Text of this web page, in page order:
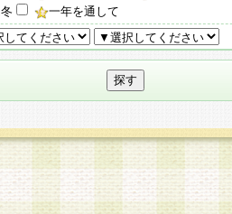
冬
一年を通して